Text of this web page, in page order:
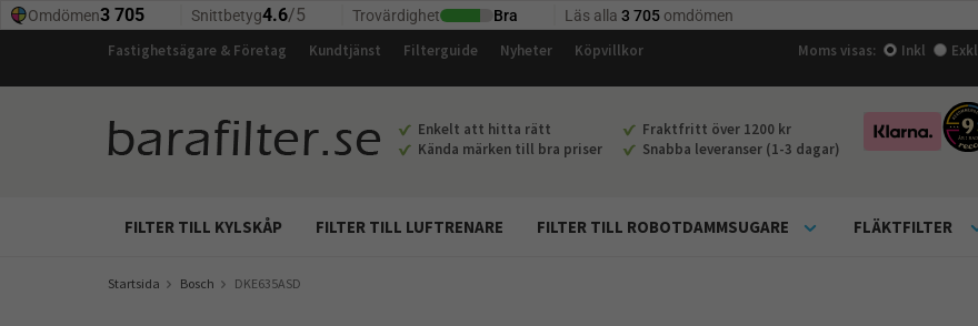
Fastighetsägare & Företag Kundtjänst Filterguide Nyheter Köpvillkor Moms visas: Inkl Exkl
Enkelt att hitta rätt
Fraktfritt över 1200 kr
Kända märken till bra priser
Snabba leveranser (1-3 dagar)
FILTER TILL KYLSKÅP FILTER TILL LUFTRENARE FILTER TILL ROBOTDAMMSUGARE FLÄKTFILTER
Startsida Bosch DKE635ASD